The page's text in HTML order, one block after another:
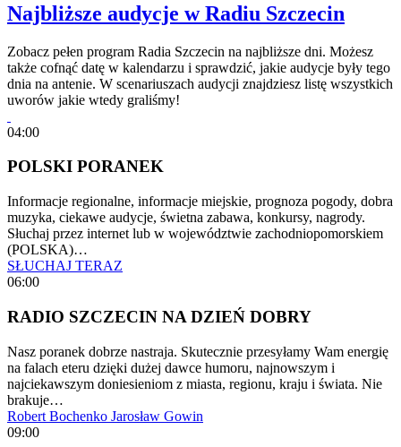
Najbliższe audycje w Radiu Szczecin
Zobacz pełen program Radia Szczecin na najbliższe dni. Możesz
także cofnąć datę w kalendarzu i sprawdzić, jakie audycje były tego
dnia na antenie. W scenariuszach audycji znajdziesz listę wszystkich
uworów jakie wtedy graliśmy!
04:00
POLSKI PORANEK
Informacje regionalne, informacje miejskie, prognoza pogody, dobra
muzyka, ciekawe audycje, świetna zabawa, konkursy, nagrody.
Słuchaj przez internet lub w województwie zachodniopomorskiem
(POLSKA)…
SŁUCHAJ TERAZ
06:00
RADIO SZCZECIN NA DZIEŃ DOBRY
Nasz poranek dobrze nastraja. Skutecznie przesyłamy Wam energię
na falach eteru dzięki dużej dawce humoru, najnowszym i
najciekawszym doniesieniom z miasta, regionu, kraju i świata. Nie
brakuje…
Robert Bochenko Jarosław Gowin
09:00